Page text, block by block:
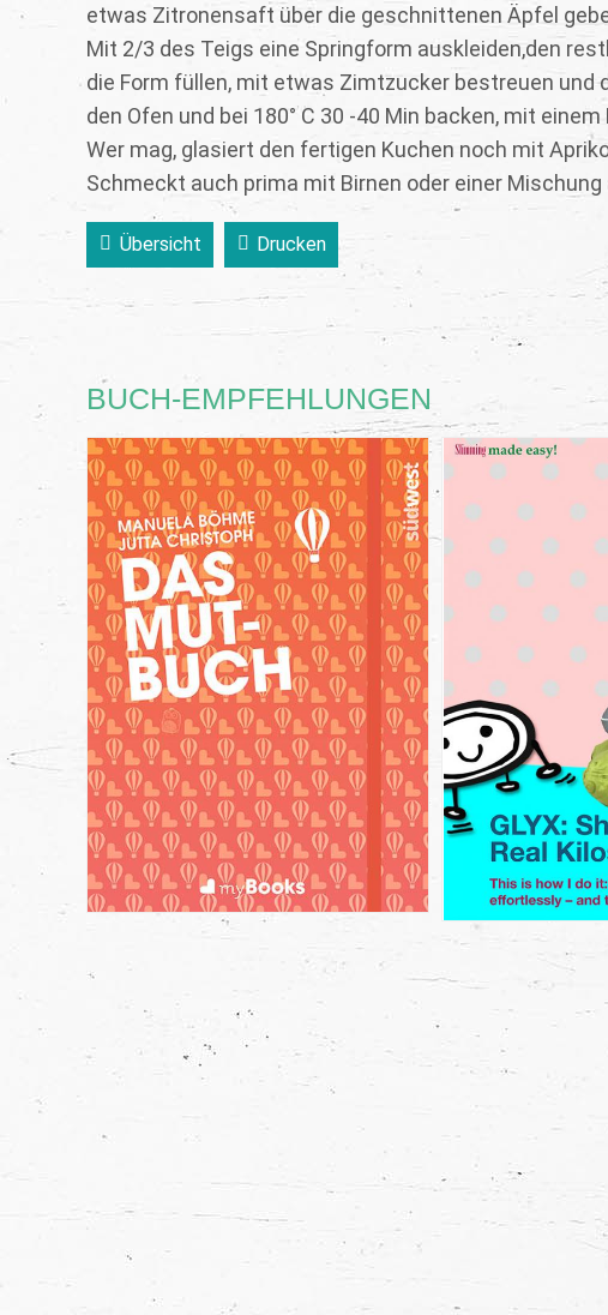
etwas Zitronensaft über die geschnittenen Äpfel
Mit 2/3 des Teigs eine Springform auskleiden,den
die Form füllen, mit etwas Zimtzucker bestreuen und
den Ofen und bei 180° C 30 -40 Min backen, mit
Wer mag, glasiert den fertigen Kuchen noch mit
Schmeckt auch prima mit Birnen oder einer
Übersicht Drucken
BUCH-EMPFEHLUNGEN